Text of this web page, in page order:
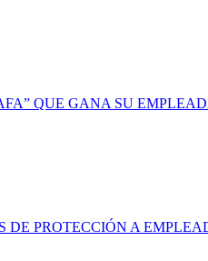
QUE GANA SU
PROTECCIÓN A